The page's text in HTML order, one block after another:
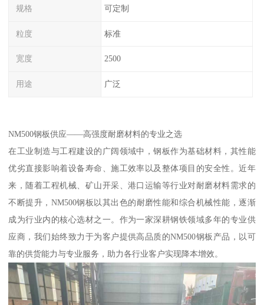
规格 可定制
粒度 标准
宽度 2500
用途 广泛
NM500钢板供应——高强度耐磨材料的专业之选
在工业制造与工程建设的广阔领域中，钢板作为基础材料，其性能
优劣直接影响着设备寿命、施工效率以及整体项目的安全性。近年
来，随着工程机械、矿山开采、港口运输等行业对耐磨材料需求的
不断提升，NM500钢板以其出色的耐磨性能和综合机械性能，逐渐
成为行业内的核心选材之一。作为一家深耕钢铁领域多年的专业供
应商，我们始终致力于为客户提供高品质的NM500钢板产品，以可
靠的供货能力与专业服务，助力各行业客户实现降本增效。